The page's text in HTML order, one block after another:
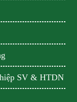
SV & HTDN